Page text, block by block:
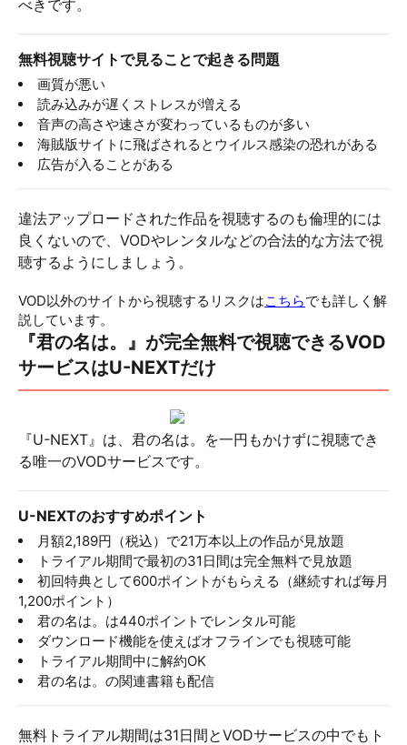
べきです。
無料視聴サイトで見ることで起きる問題
画質が悪い
読み込みが遅くストレスが増える
音声の高さや速さが変わっているものが多い
海賊版サイトに飛ばされるとウイルス感染の恐れがある
広告が入ることがある
違法アップロードされた作品を視聴するのも倫理的には
良くないので、VODやレンタルなどの合法的な方法で視
聴するようにしましょう。
VOD以外のサイトから視聴するリスクはこちらでも詳しく解
説しています。
『君の名は。』が完全無料で視聴できるVOD
サービスはU-NEXTだけ
『U-NEXT』は、君の名は。を一円もかけずに視聴でき
る唯一のVODサービスです。
U-NEXTのおすすめポイント
月額2,189円（税込）で21万本以上の作品が見放題
トライアル期間で最初の31日間は完全無料で見放題
初回特典として600ポイントがもらえる（継続すれば毎月
1,200ポイント）
君の名は。は440ポイントでレンタル可能
ダウンロード機能を使えばオフラインでも視聴可能
トライアル期間中に解約OK
君の名は。の関連書籍も配信
無料トライアル期間は31日間とVODサービスの中でもト